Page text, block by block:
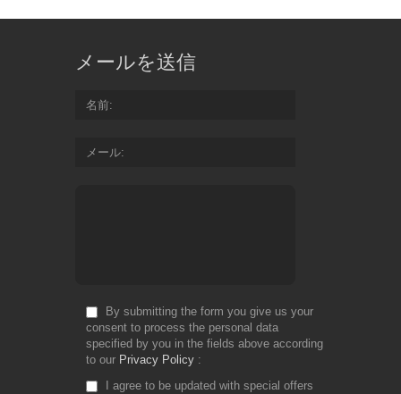
メールを送信
名前
メール
By submitting the form you give us your
consent to process the personal data
specified by you in the fields above according
to our Privacy Policy
I agree to be updated with special offers